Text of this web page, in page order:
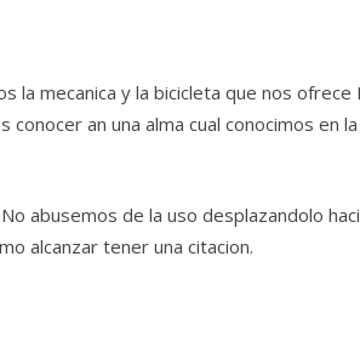
la mecanica y la bicicleta que nos ofrece
an una alma cual conocimos en
abusemos de la uso desplazandolo
alcanzar tener una citacion.